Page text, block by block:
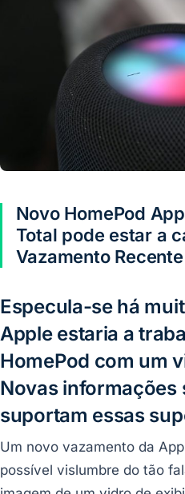
Novo HomePod
Total pode estar a
Vazamento Recente
Especula-se há
Apple estaria a
HomePod com um
Novas informações
suportam essas
Um novo vazamento da
possível vislumbre do tão